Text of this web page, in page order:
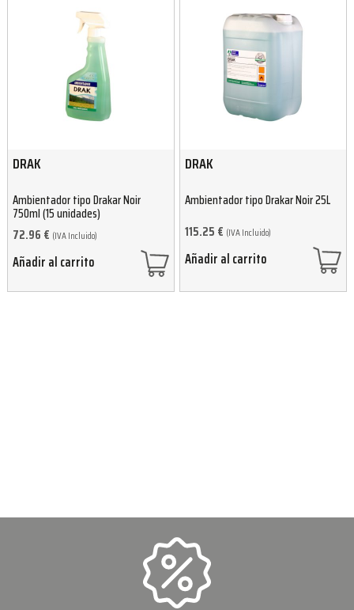
DRAK
Ambientador tipo Drakar Noir
750ml (15 unidades)
72.96 € (IVA Incluido)
Añadir al carrito
DRAK
Ambientador tipo Drakar Noir 25L
115.25 € (IVA Incluido)
Añadir al carrito